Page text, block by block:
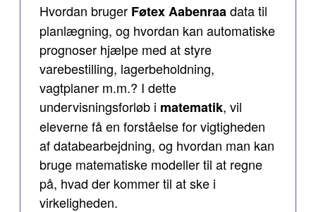
Hvordan bruger Føtex Aabenraadata til
planlægning, og hvordan kan automatiske
prognoser hjælpe med at styre
varebestilling, lagerbeholdning,
vagtplaner m.m.? I dette
undervisningsforløb i matematik, vil
eleverne få en forståelse for vigtigheden
af databearbejdning, og hvordan man kan
bruge matematiske modeller til at regne
på, hvad der kommer til at ske i
virkeligheden.